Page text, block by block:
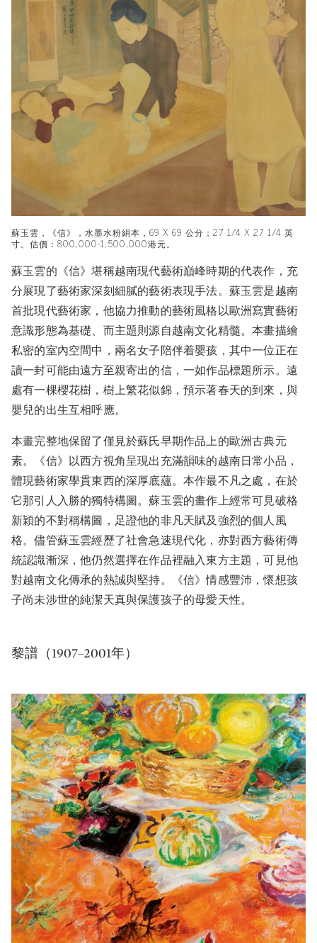
蘇玉雲，《信》，水墨水粉絹本，69 X 69 公分；27 1/4 X 27 1/4 英
寸。估價：800,000-1,500,000港元。
蘇玉雲的《信》堪稱越南現代藝術巔峰時期的代表作，充
分展現了藝術家深刻細膩的藝術表現手法。蘇玉雲是越南
首批現代藝術家，他協力推動的藝術風格以歐洲寫實藝術
意識形態為基礎、而主題則源自越南文化精髓。本畫描繪
私密的室內空間中，兩名女子陪伴着嬰孩，其中一位正在
讀一封可能由遠方至親寄出的信，一如作品標題所示。遠
處有一棵櫻花樹，樹上繁花似錦，預示著春天的到來，與
嬰兒的出生互相呼應。
本畫完整地保留了僅見於蘇氏早期作品上的歐洲古典元
素。《信》以西方視角呈現出充滿韻味的越南日常小品，
體現藝術家學貫東西的深厚底蘊。本作最不凡之處，在於
它那引人入勝的獨特構圖。蘇玉雲的畫作上經常可見破格
新穎的不對稱構圖，足證他的非凡天賦及強烈的個人風
格。儘管蘇玉雲經歷了社會急速現代化，亦對西方藝術傳
統認識漸深，他仍然選擇在作品裡融入東方主題，可見他
對越南文化傳承的熱誠與堅持。《信》情感豐沛，懷想孩
子尚未涉世的純潔天真與保護孩子的母愛天性。
黎譜（1907–2001年）